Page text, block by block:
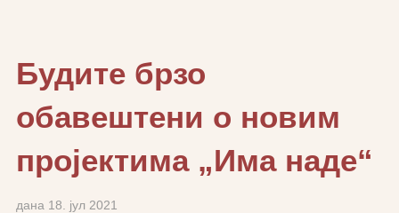
Будите брзо
обавештени о новим
пројектима „Има наде“
дана 18. јул 2021